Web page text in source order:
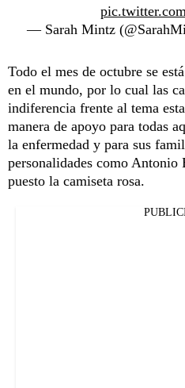
— Sarah Mintz
Todo el mes de octubre se
en el mundo, por lo cual las
indiferencia frente al tema
manera de apoyo para todas
la enfermedad y para sus
personalidades como Antonio
puesto la camiseta rosa.